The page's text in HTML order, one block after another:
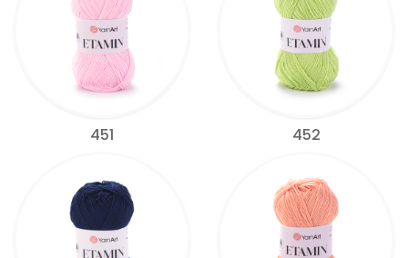
451 452